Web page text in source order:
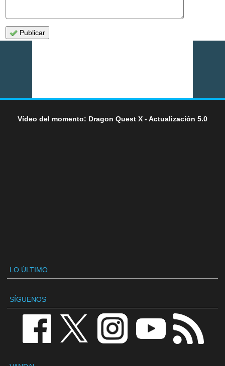
Publicar
Vídeo del momento: Dragon Quest X - Actualización 5.0
LO ÚLTIMO
SÍGUENOS